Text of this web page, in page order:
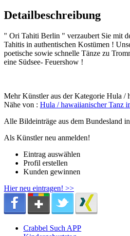
Detailbeschreibung
" Ori Tahiti Berlin " verzaubert Sie mit
Tahitis in authentischen Kostümen !
poetische sowie schnelle Tänze zu
eine Südsee- Feuershow !
Mehr Künstler aus der Kategorie Hula /
Nähe von : Hula / hawaiianischer Tanz
Alle Bildeinträge aus dem Bundesland
Als Künstler neu anmelden!
Eintrag auswählen
Profil erstellen
Kunden gewinnen
Hier neu eintragen! >>
Crabbel Such APP